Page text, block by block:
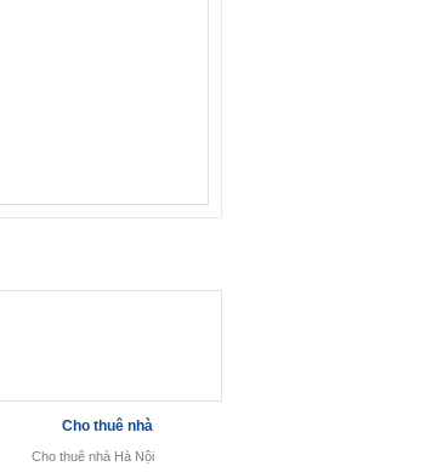
Cho thuê nhà
Cho thuê nhà Hà Nội